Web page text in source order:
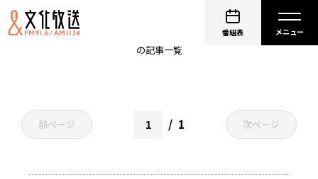
番組表
の記事一覧
前ページ 1 次ページ